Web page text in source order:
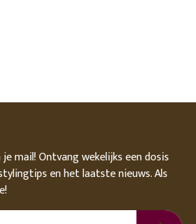
mail! Ontvang wekelijks een dosis
en het laatste nieuws. Als